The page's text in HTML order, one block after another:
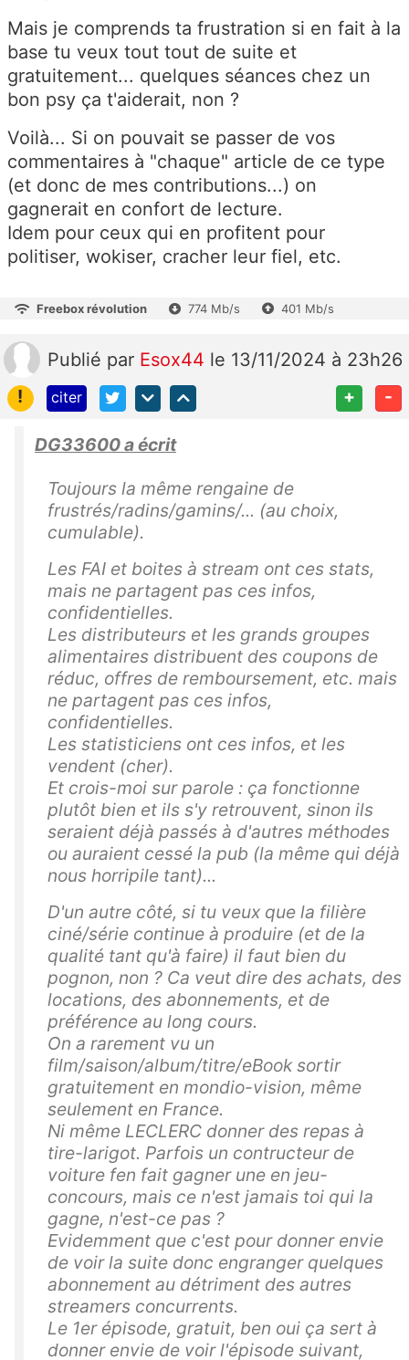
Mais je comprends ta frustration si en fait à la
base tu veux tout tout de suite et
gratuitement... quelques séances chez un
bon psy ça t'aiderait, non ?
Voilà... Si on pouvait se passer de vos
commentaires à "chaque" article de ce type
(et donc de mes contributions...) on
gagnerait en confort de lecture.
Idem pour ceux qui en profitent pour
politiser, wokiser, cracher leur fiel, etc.
Freebox révolution 774 Mb/s 401 Mb/s
Publié par Esox44 le 13/11/2024 à 23h26
!
citer + -
DG33600 a écrit
Toujours la même rengaine de
frustrés/radins/gamins/... (au choix,
cumulable).
Les FAI et boites à stream ont ces stats,
mais ne partagent pas ces infos,
confidentielles.
Les distributeurs et les grands groupes
alimentaires distribuent des coupons de
réduc, offres de remboursement, etc. mais
ne partagent pas ces infos,
confidentielles.
Les statisticiens ont ces infos, et les
vendent (cher).
Et crois-moi sur parole : ça fonctionne
plutôt bien et ils s'y retrouvent, sinon ils
seraient déjà passés à d'autres méthodes
ou auraient cessé la pub (la même qui déjà
nous horripile tant)...
D'un autre côté, si tu veux que la filière
ciné/série continue à produire (et de la
qualité tant qu'à faire) il faut bien du
pognon, non ? Ca veut dire des achats, des
locations, des abonnements, et de
préférence au long cours.
On a rarement vu un
film/saison/album/titre/eBook sortir
gratuitement en mondio-vision, même
seulement en France.
Ni même LECLERC donner des repas à
tire-larigot. Parfois un contructeur de
voiture fen fait gagner une en jeu-
concours, mais ce n'est jamais toi qui la
gagne, n'est-ce pas ?
Evidemment que c'est pour donner envie
de voir la suite donc engranger quelques
abonnement au détriment des autres
streamers concurrents.
Le 1er épisode, gratuit, ben oui ça sert à
donner envie de voir l'épisode suivant,